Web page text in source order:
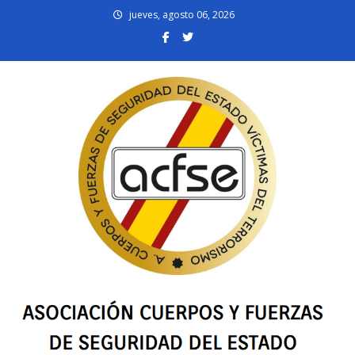
jueves, agosto 06, 2026
Terrorismo